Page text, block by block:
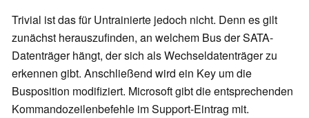
Trivial ist das für Untrainierte jedoch nicht. Denn es gilt
zunächst herauszufinden, an welchem Bus der SATA-
Datenträger hängt, der sich als Wechseldatenträger zu
erkennen gibt. Anschließend wird ein Key um die
Busposition modifiziert. Microsoft gibt die entsprechenden
Kommandozeilenbefehle im Support-Eintrag mit.